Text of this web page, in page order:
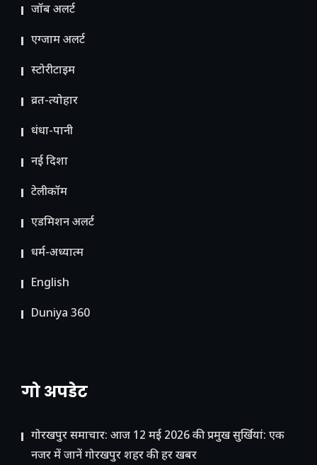
जॉब अलर्ट
एग्जाम अलर्ट
स्टोरीटाइम
व्रत-त्योहार
धंधा-पानी
नई दिशा
टेलीकॉम
ए​डमिशन अलर्ट
धर्म-अध्यात्म
English
Duniya 360
गो अपडेट
गोरखपुर समाचार: आज 12 मई 2026 की प्रमुख सुर्खियां: एक
नजर में जानें गोरखपुर शहर की हर खबर